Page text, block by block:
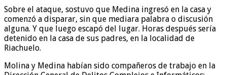
Sobre el ataque, sostuvo que Medina ingresó en la casa y
comenzó a disparar, sin que mediara palabra o discusión
alguna. Y que luego escapó del lugar. Horas después sería
detenido en la casa de sus padres, en la localidad de
Riachuelo.
Molina y Medina habían sido compañeros de trabajo en la